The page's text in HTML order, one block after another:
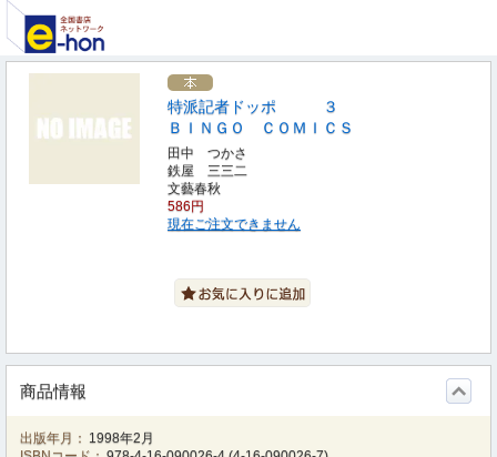
特派記者ドッポ ３
ＢＩＮＧＯ ＣＯＭＩＣＳ
田中 つかさ
鉄屋 三三二
文藝春秋
586円
現在ご注文できません
商品情報
出版年月： 1998年2月